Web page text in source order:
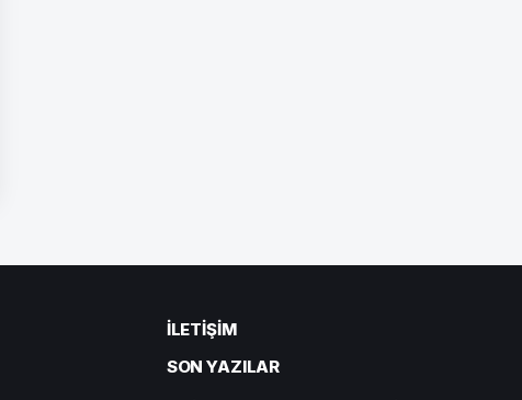
İLETIŞIM
SON YAZILAR